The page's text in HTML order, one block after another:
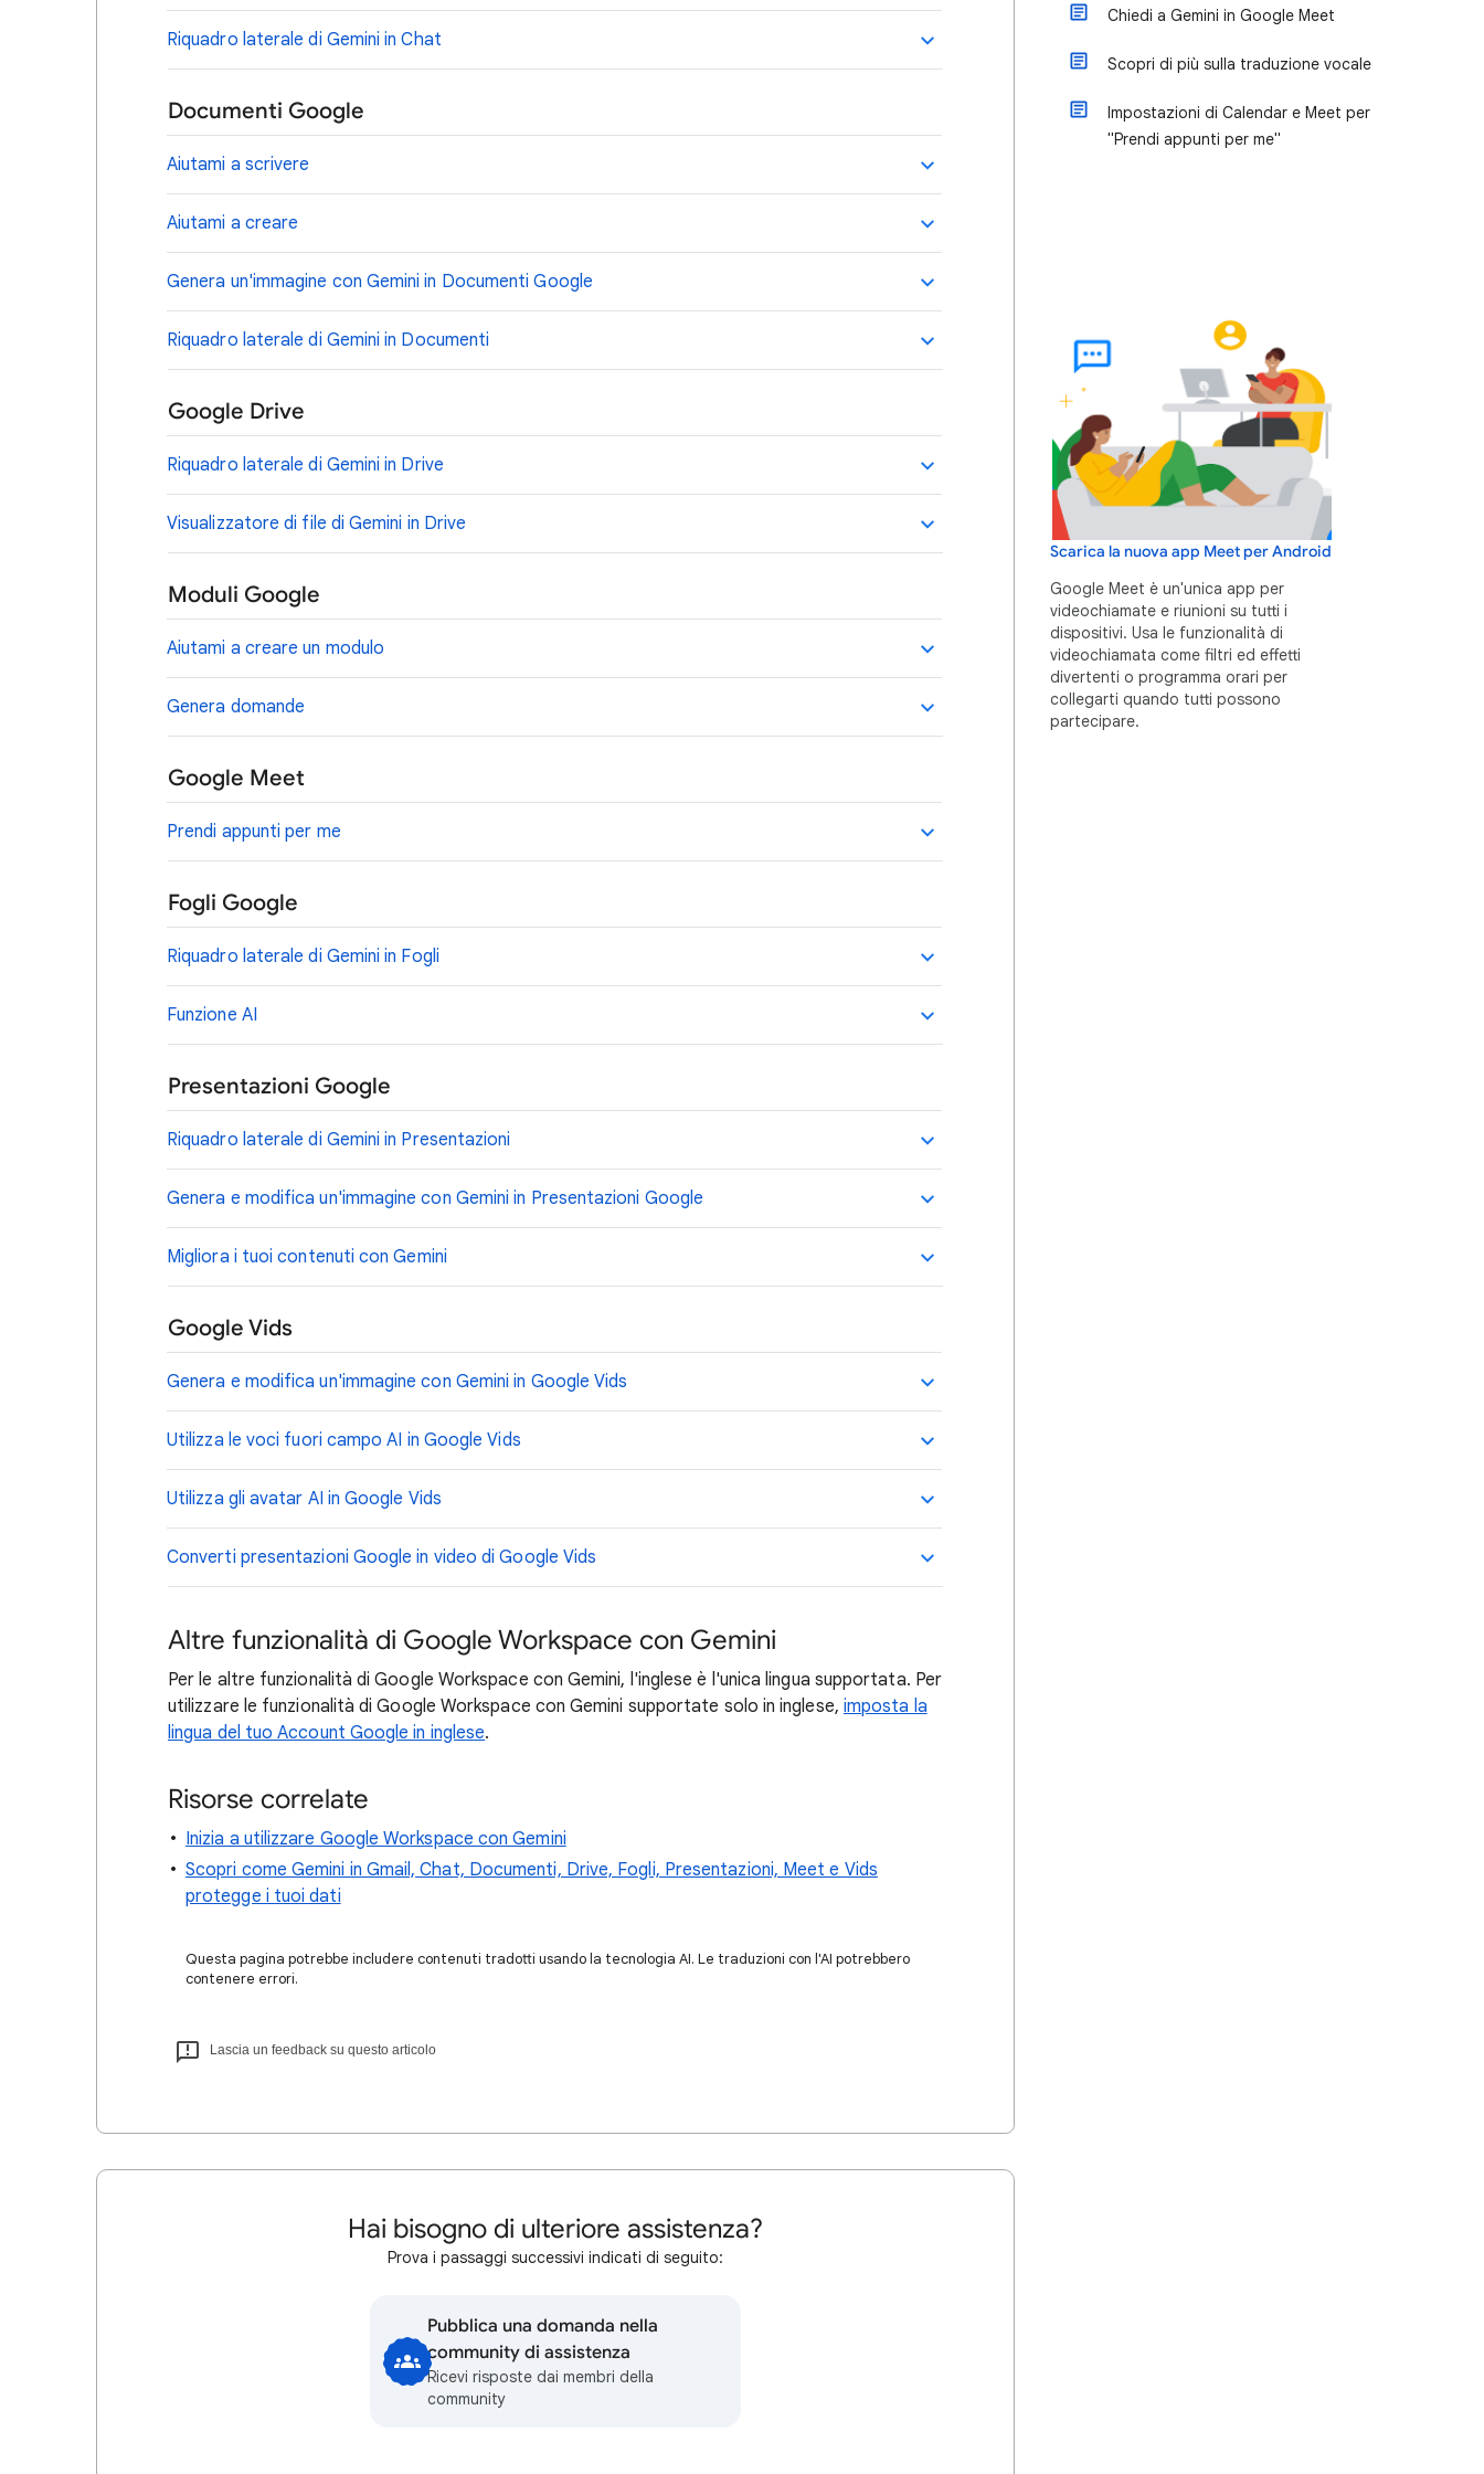
Riquadro laterale di Gemini in Chat
Documenti Google
Aiutami a scrivere
Aiutami a creare
Genera un'immagine con Gemini in Documenti Google
Riquadro laterale di Gemini in Documenti
Google Drive
Riquadro laterale di Gemini in Drive
Visualizzatore di file di Gemini in Drive
Moduli Google
Aiutami a creare un modulo
Genera domande
Google Meet
Prendi appunti per me
Fogli Google
Riquadro laterale di Gemini in Fogli
Funzione AI
Presentazioni Google
Riquadro laterale di Gemini in Presentazioni
Genera e modifica un'immagine con Gemini in Presentazioni Google
Migliora i tuoi contenuti con Gemini
Google Vids
Genera e modifica un'immagine con Gemini in Google Vids
Utilizza le voci fuori campo AI in Google Vids
Utilizza gli avatar AI in Google Vids
Converti presentazioni Google in video di Google Vids
Altre funzionalità di Google Workspace con Gemini
Per le altre funzionalità di Google Workspace con Gemini, l'inglese è l'unica lingua supportata. Per
utilizzare le funzionalità di Google Workspace con Gemini supportate solo in inglese, imposta la
lingua del tuo Account Google in inglese.
Risorse correlate
Inizia a utilizzare Google Workspace con Gemini
Scopri come Gemini in Gmail, Chat, Documenti, Drive, Fogli, Presentazioni, Meet e Vids
protegge i tuoi dati
Questa pagina potrebbe includere contenuti tradotti usando la tecnologia AI. Le traduzioni con l'AI potrebbero
contenere errori.
Lascia un feedback su questo articolo
Hai bisogno di ulteriore assistenza?
Prova i passaggi successivi indicati di seguito:
Pubblica una domanda nella
community di assistenza
Ricevi risposte dai membri della
community
Chiedi a Gemini in Google Meet
Scopri di più sulla traduzione vocale
Impostazioni di Calendar e Meet per
"Prendi appunti per me"
Scarica la nuova app Meet per Android
Google Meet è un'unica app per
videochiamate e riunioni su tutti i
dispositivi. Usa le funzionalità di
videochiamata come filtri ed effetti
divertenti o programma orari per
collegarti quando tutti possono
partecipare.